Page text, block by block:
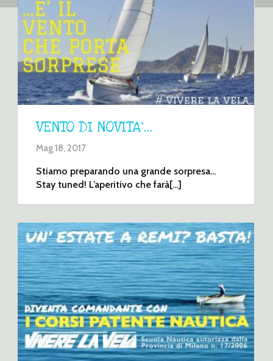
VENTO DI NOVITA’…
Mag 18, 2017
Stiamo preparando una grande sorpresa...
Stay tuned! L’aperitivo che farà[...]